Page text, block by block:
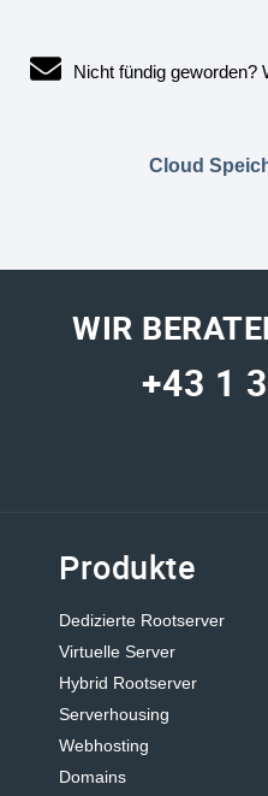
Nicht fündig geworden?
Cloud
WIR
+43 1
Produkte
Dedizierte Rootserver
Virtuelle Server
Hybrid Rootserver
Serverhousing
Webhosting
Domains